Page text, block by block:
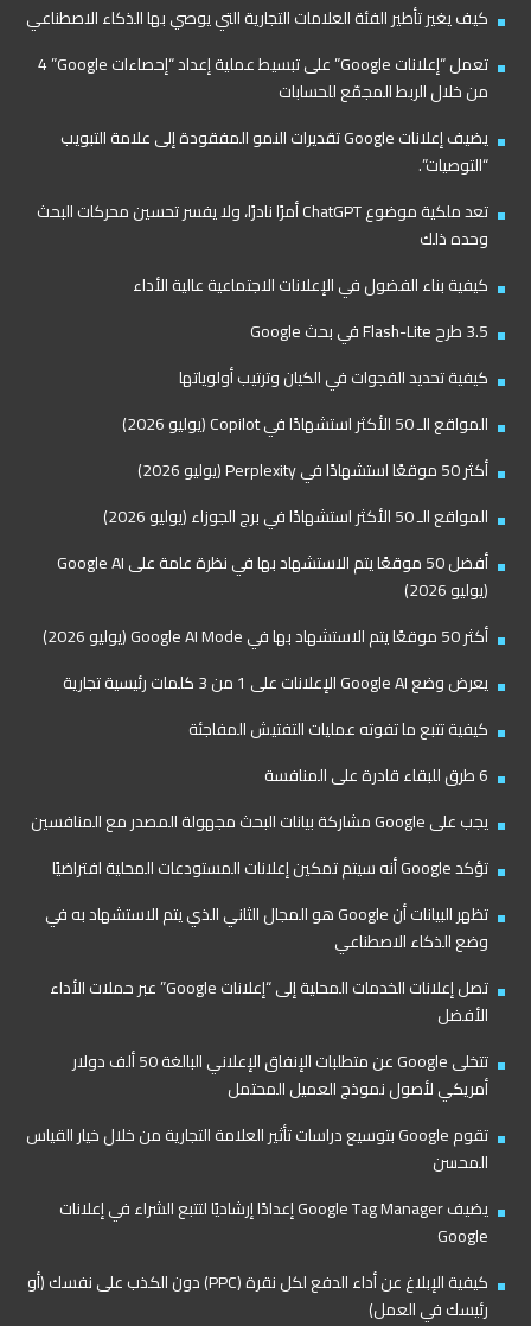
كيف يغير تأطير الفئة العلامات التجارية التي يوصي بها الذكاء الاصطناعي
تعمل “إعلانات Google” على تبسيط عملية إعداد “إحصاءات Google”‏ 4
من خلال الربط المجمّع للحسابات
يضيف إعلانات Google تقديرات النمو المفقودة إلى علامة التبويب
“التوصيات”.
تعد ملكية موضوع ChatGPT أمرًا نادرًا، ولا يفسر تحسين محركات البحث
وحده ذلك
كيفية بناء الفضول في الإعلانات الاجتماعية عالية الأداء
3.5 طرح Flash-Lite في بحث Google
كيفية تحديد الفجوات في الكيان وترتيب أولوياتها
المواقع الـ 50 الأكثر استشهادًا في Copilot (يوليو 2026)
أكثر 50 موقعًا استشهادًا في Perplexity (يوليو 2026)
المواقع الـ 50 الأكثر استشهادًا في برج الجوزاء (يوليو 2026)
أفضل 50 موقعًا يتم الاستشهاد بها في نظرة عامة على Google AI
(يوليو 2026)
أكثر 50 موقعًا يتم الاستشهاد بها في Google AI Mode (يوليو 2026)
يعرض وضع Google AI الإعلانات على 1 من 3 كلمات رئيسية تجارية
كيفية تتبع ما تفوته عمليات التفتيش المفاجئة
6 طرق للبقاء قادرة على المنافسة
يجب على Google مشاركة بيانات البحث مجهولة المصدر مع المنافسين
تؤكد Google أنه سيتم تمكين إعلانات المستودعات المحلية افتراضيًا
تظهر البيانات أن Google هو المجال الثاني الذي يتم الاستشهاد به في
وضع الذكاء الاصطناعي
تصل إعلانات الخدمات المحلية إلى “إعلانات Google” عبر حملات الأداء
الأفضل
تتخلى Google عن متطلبات الإنفاق الإعلاني البالغة 50 ألف دولار
أمريكي لأصول نموذج العميل المحتمل
تقوم Google بتوسيع دراسات تأثير العلامة التجارية من خلال خيار القياس
المحسن
يضيف Google Tag Manager إعدادًا إرشاديًا لتتبع الشراء في إعلانات
Google
كيفية الإبلاغ عن أداء الدفع لكل نقرة (PPC) دون الكذب على نفسك (أو
رئيسك في العمل)